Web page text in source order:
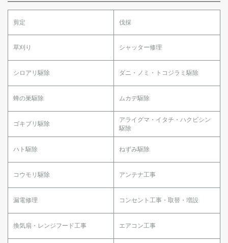
剪定 伐採
草刈り シャッター修理
シロアリ駆除 ダニ・ノミ・トコジラミ駆除
蜂の巣駆除 ムカデ駆除
ゴキブリ駆除
アライグマ・イタチ・ハクビシン
駆除
ハト駆除 ねずみ駆除
コウモリ駆除 アンテナ工事
漏電修理 コンセント工事・取替・増設
換気扇・レンジフード工事 エアコン工事